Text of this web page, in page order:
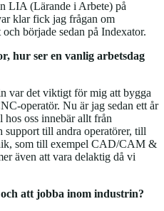
LIA (Lärande i Arbete) på
klar fick jag frågan om
började sedan på Indexator.
hur ser en vanlig arbetsdag
var det viktigt för mig att bygga
operatör. Nu är jag sedan ett år
oss innebär allt från
till andra operatörer, till
som till exempel CAD/CAM &
även att vara delaktig då vi
att jobba inom industrin?